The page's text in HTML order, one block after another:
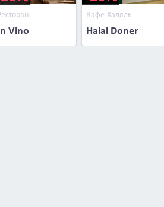
Vino
Кафе-Халяль
Halal Doner